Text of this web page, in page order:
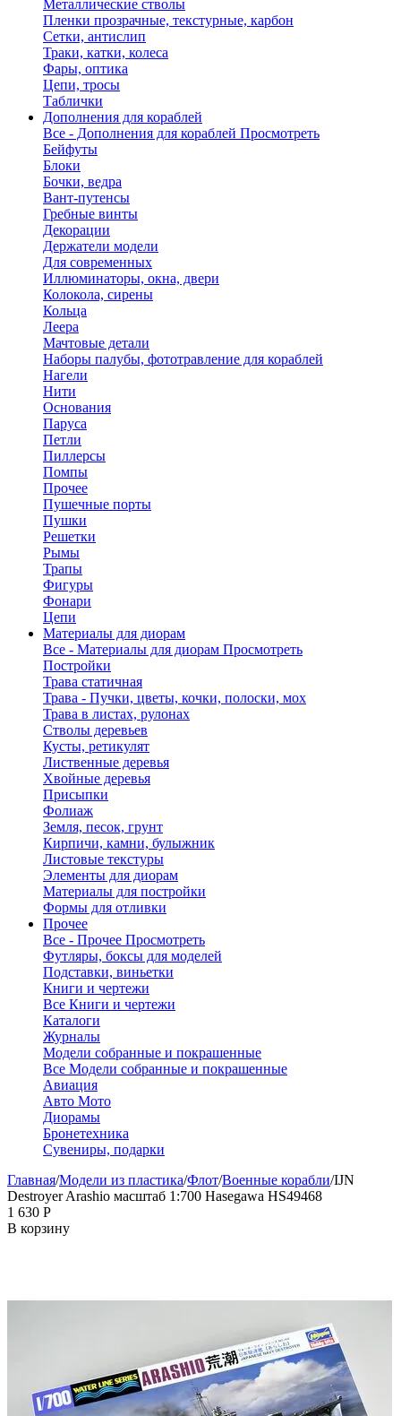
Металлические стволы
Пленки прозрачные, текстурные, карбон
Сетки, антислип
Траки, катки, колеса
Фары, оптика
Цепи, тросы
Таблички
Дополнения для кораблей
Все - Дополнения для кораблей Просмотреть
Бейфуты
Блоки
Бочки, ведра
Вант-путенсы
Гребные винты
Декорации
Держатели модели
Для современных
Иллюминаторы, окна, двери
Колокола, сирены
Кольца
Леера
Мачтовые детали
Наборы палубы, фототравление для кораблей
Нагели
Нити
Основания
Паруса
Петли
Пиллерсы
Помпы
Прочее
Пушечные порты
Пушки
Решетки
Рымы
Трапы
Фигуры
Фонари
Цепи
Материалы для диорам
Все - Материалы для диорам Просмотреть
Постройки
Трава статичная
Трава - Пучки, цветы, кочки, полоски, мох
Трава в листах, рулонах
Стволы деревьев
Кусты, ретикулят
Лиственные деревья
Хвойные деревья
Присыпки
Фолиаж
Земля, песок, грунт
Кирпичи, камни, булыжник
Листовые текстуры
Элементы для диорам
Материалы для постройки
Формы для отливки
Прочее
Все - Прочее Просмотреть
Футляры, боксы для моделей
Подставки, виньетки
Книги и чертежи
Все Книги и чертежи
Каталоги
Журналы
Модели собранные и покрашенные
Все Модели собранные и покрашенные
Авиация
Авто Мото
Диорамы
Бронетехника
Сувениры, подарки
Главная/Модели из пластика/Флот/Военные корабли/IJN
Destroyer Arashio масштаб 1:700 Hasegawa HS49468
1 630 Р
В корзину